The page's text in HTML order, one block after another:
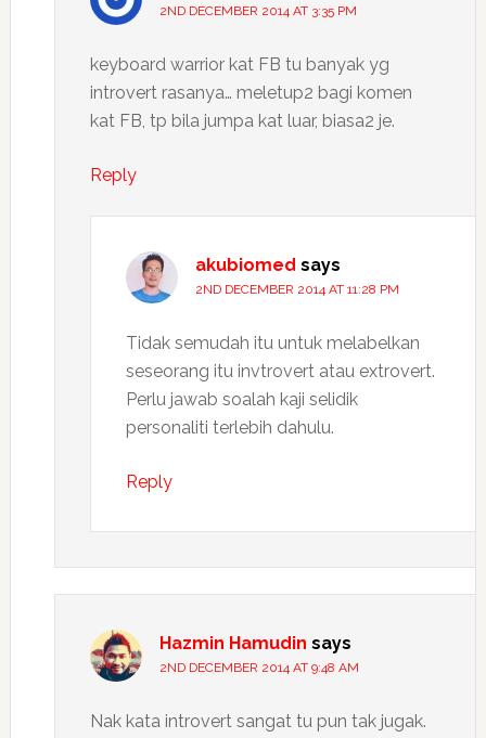
2ND DECEMBER 2014 AT 3:35 PM
keyboard warrior kat FB tu banyak yg
introvert rasanya… meletup2 bagi komen
kat FB, tp bila jumpa kat luar, biasa2 je.
Reply
akubiomed says
2ND DECEMBER 2014 AT 11:28 PM
Tidak semudah itu untuk melabelkan
seseorang itu invtrovert atau extrovert.
Perlu jawab soalah kaji selidik
personaliti terlebih dahulu.
Reply
Hazmin Hamudin says
2ND DECEMBER 2014 AT 9:48 AM
Nak kata introvert sangat tu pun tak jugak.